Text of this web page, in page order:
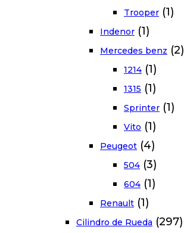
Trooper (1)
Indenor (1)
Mercedes benz (2)
1214 (1)
1315 (1)
Sprinter (1)
Vito (1)
Peugeot (4)
504 (3)
604 (1)
Renault (1)
Cilindro de Rueda (297)